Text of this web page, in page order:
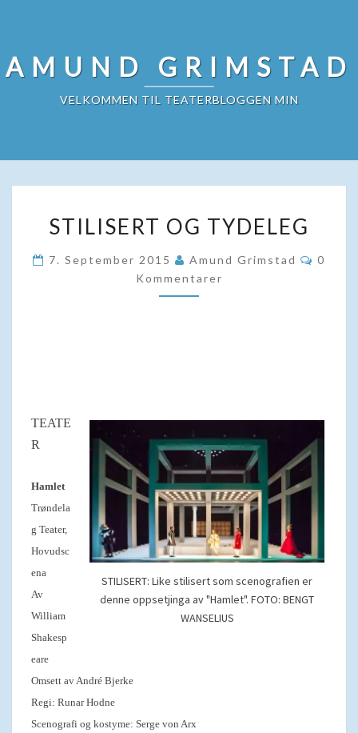
content
AMUND GRIMSTAD
VELKOMMEN TIL TEATERBLOGGEN MIN
OG
TYDELEG
STILISERT OG TYDELEG
7. September 2015 Amund Grimstad
0
Kommentarer
STILISERT: Like stilisert som scenografien er
denne oppsetjinga av "Hamlet". FOTO: BENGT
WANSELIUS
TEATE
R
Hamlet
Trøndela
g Teater,
Hovudsc
ena
Av
William
Shakesp
eare
Omsett av André Bjerke
Regi: Runar Hodne
Scenografi og kostyme: Serge von Arx